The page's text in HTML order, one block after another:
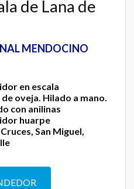
de Lana de
MENDOCINO
en escala
de oveja. Hilado a mano.
con anilinas
huarpe
San Miguel,